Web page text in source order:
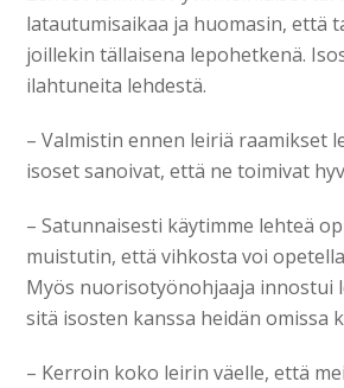
latautumisaikaa ja huomasin, että
joillekin tällaisena lepohetkenä.
ilahtuneita lehdestä.
– Valmistin ennen leiriä raamikset
isoset sanoivat, että ne toimivat
– Satunnaisesti käytimme lehteä
muistutin, että vihkosta voi
Myös nuorisotyönohjaaja innostui
sitä isosten kanssa heidän omissa
– Kerroin koko leirin väelle, että